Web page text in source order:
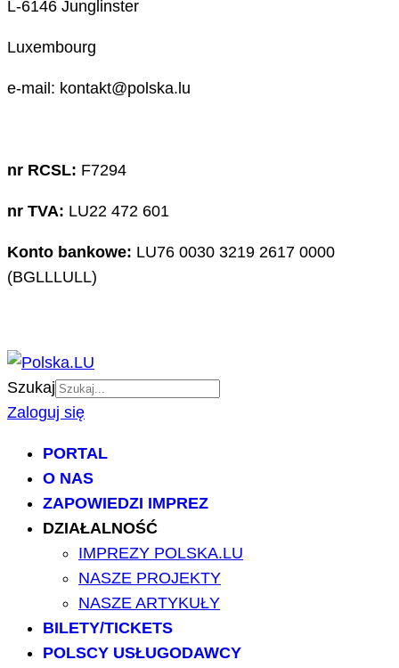
L-6146 Junglinster
Luxembourg
e-mail: kontakt@polska.lu
nr RCSL: F7294
nr TVA: LU22 472 601
Konto bankowe: LU76 0030 3219 2617 0000
(BGLLLULL)
Szukaj
Zaloguj się
PORTAL
O NAS
ZAPOWIEDZI IMPREZ
DZIAŁALNOŚĆ
IMPREZY POLSKA.LU
NASZE PROJEKTY
NASZE ARTYKUŁY
BILETY/TICKETS
POLSCY USŁUGODAWCY